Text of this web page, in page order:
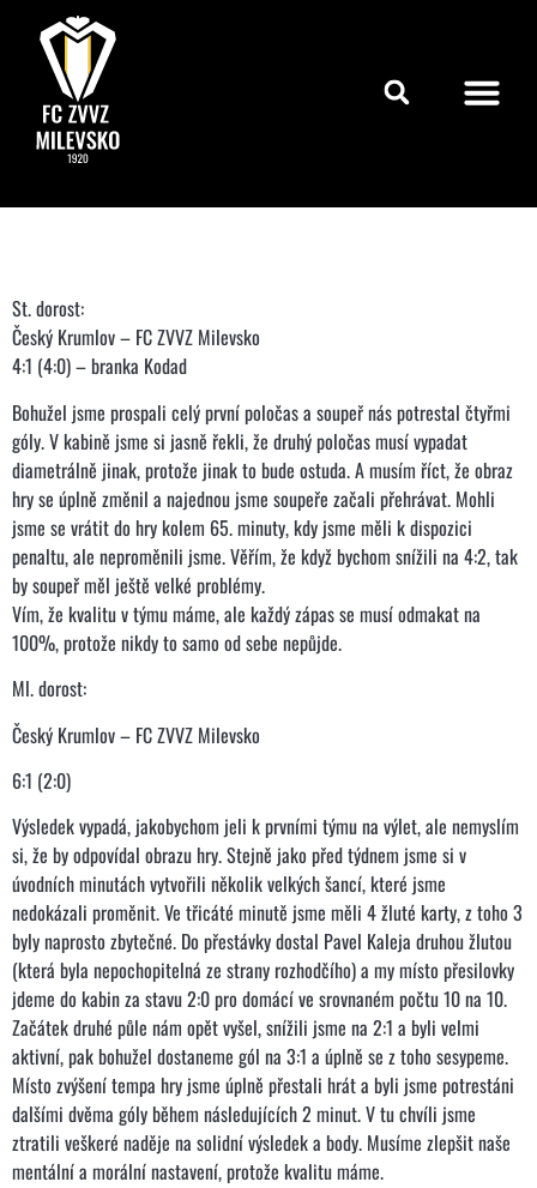
St. dorost:
Český Krumlov – FC ZVVZ Milevsko
4:1 (4:0) – branka Kodad
Bohužel jsme prospali celý první poločas a soupeř nás potrestal čtyřmi
góly. V kabině jsme si jasně řekli, že druhý poločas musí vypadat
diametrálně jinak, protože jinak to bude ostuda. A musím říct, že obraz
hry se úplně změnil a najednou jsme soupeře začali přehrávat. Mohli
jsme se vrátit do hry kolem 65. minuty, kdy jsme měli k dispozici
penaltu, ale neproměnili jsme. Věřím, že když bychom snížili na 4:2, tak
by soupeř měl ještě velké problémy.
Vím, že kvalitu v týmu máme, ale každý zápas se musí odmakat na
100%, protože nikdy to samo od sebe nepůjde.
Ml. dorost:
Český Krumlov – FC ZVVZ Milevsko
6:1 (2:0)
Výsledek vypadá, jakobychom jeli k prvními týmu na výlet, ale nemyslím
si, že by odpovídal obrazu hry. Stejně jako před týdnem jsme si v
úvodních minutách vytvořili několik velkých šancí, které jsme
nedokázali proměnit. Ve třicáté minutě jsme měli 4 žluté karty, z toho 3
byly naprosto zbytečné. Do přestávky dostal Pavel Kaleja druhou žlutou
(která byla nepochopitelná ze strany rozhodčího) a my místo přesilovky
jdeme do kabin za stavu 2:0 pro domácí ve srovnaném počtu 10 na 10.
Začátek druhé půle nám opět vyšel, snížili jsme na 2:1 a byli velmi
aktivní, pak bohužel dostaneme gól na 3:1 a úplně se z toho sesypeme.
Místo zvýšení tempa hry jsme úplně přestali hrát a byli jsme potrestáni
dalšími dvěma góly během následujících 2 minut. V tu chvíli jsme
ztratili veškeré naděje na solidní výsledek a body. Musíme zlepšit naše
mentální a morální nastavení, protože kvalitu máme.